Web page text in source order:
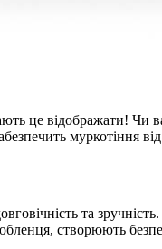
це відображати!
муркотіння
та
створюють